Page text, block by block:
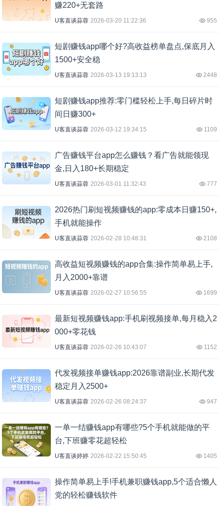
赚220+无套路
U客直谈蒜蓉 2026-03-20 11:22:36 955
短剧赚钱app哪个好?高收益榜单盘点,保底月入
1500+安全稳
U客直谈蒜蓉 2026-03-13 19:13:13 2448
短剧赚钱app推荐:零门槛轻松上手,每日碎片时
间日赚300+
U客直谈蒜蓉 2026-03-12 19:34:15 1109
广告赚钱平台app怎么赚钱？看广告就能领现
金,日入180+长期稳定
U客直谈蒜蓉 2026-03-01 11:32:43 777
2026热门刷短视频赚钱的app:零成本日赚150+,
手机就能操作
U客直谈蒜蓉 2026-02-28 10:48:31 2108
高收益短视频赚钱的app合集:操作简单易上手,
月入2000+靠谱
U客直谈蒜蓉 2026-02-27 10:56:55 1699
最新短视频赚钱app:手机刷视频接单,每月稳入2
000+零花钱
U客直谈蒜蓉 2026-02-26 10:43:07 1152
代发视频接单赚钱app:2026靠谱副业,长期代发
稳定月入2500+
U客直谈蒜蓉 2026-02-26 08:24:37 947
一单一结赚钱app有哪些?5个手机就能做的平
台,下班赚零花超轻松
U客直谈婷婷 2026-02-22 15:50:45 1405
操作简单易上手!手机兼职赚钱app,5个适合懒人
党的轻松赚钱软件